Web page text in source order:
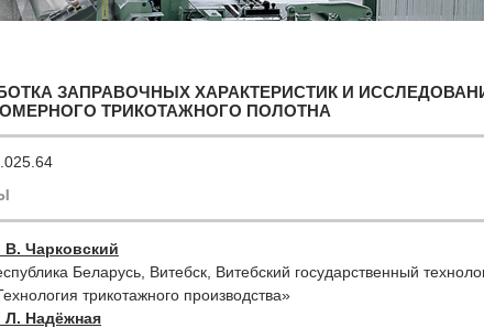
ЗАПРАВОЧНЫХ ХАРАКТЕРИСТИК И
ТРИКОТАЖНОГО ПОЛОТНА
В. Чарковский
Беларусь, Витебск, Витебский государственный
трикотажного производства»
Л. Надёжная